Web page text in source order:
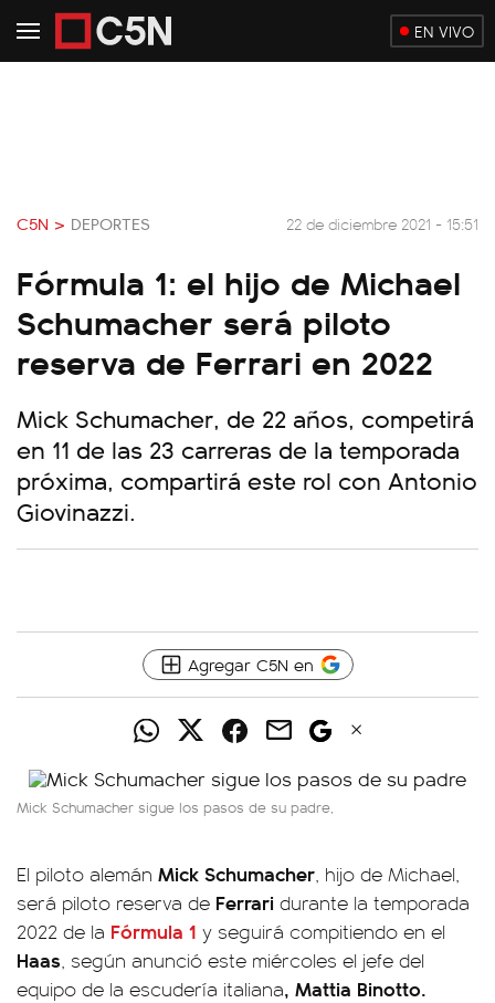
EN VIVO
C5N > DEPORTES 22 de diciembre 2021 - 15:51
Fórmula 1: el hijo de Michael
Schumacher será piloto
reserva de Ferrari en 2022
Mick Schumacher, de 22 años, competirá
en 11 de las 23 carreras de la temporada
próxima, compartirá este rol con Antonio
Giovinazzi.
Agregar C5N en
Mick Schumacher sigue los pasos de su padre,
El piloto alemán Mick Schumacher, hijo de Michael,
será piloto reserva de Ferrari durante la temporada
2022 de la Fórmula 1 y seguirá compitiendo en el
Haas, según anunció este miércoles el jefe del
equipo de la escudería italiana, Mattia Binotto.